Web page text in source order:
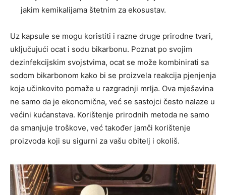
jakim kemikalijama štetnim za ekosustav.
Uz kapsule se mogu koristiti i razne druge prirodne tvari,
uključujući ocat i sodu bikarbonu. Poznat po svojim
dezinfekcijskim svojstvima, ocat se može kombinirati sa
sodom bikarbonom kako bi se proizvela reakcija pjenjenja
koja učinkovito pomaže u razgradnji mrlja. Ova mješavina
ne samo da je ekonomična, već se sastojci često nalaze u
većini kućanstava. Korištenje prirodnih metoda ne samo
da smanjuje troškove, već također jamči korištenje
proizvoda koji su sigurni za vašu obitelj i okoliš.